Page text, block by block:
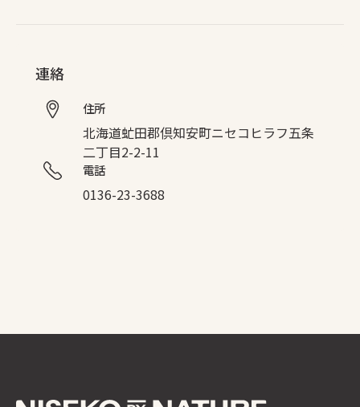
連絡
住所
北海道虻田郡倶知安町ニセコヒラフ五条
二丁目2-2-11
電話
0136-23-3688